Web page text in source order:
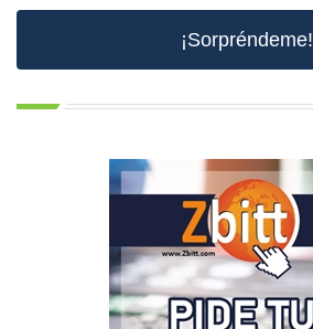
¡Sorpréndeme!